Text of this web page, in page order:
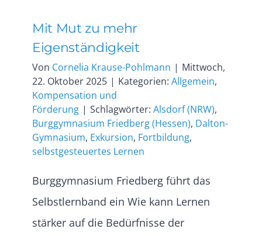
Mit Mut zu mehr
Eigenständigkeit
Von Cornelia Krause-Pohlmann | Mittwoch,
22. Oktober 2025 | Kategorien: Allgemein,
Kompensation und
Förderung | Schlagwörter: Alsdorf (NRW),
Burggymnasium Friedberg (Hessen), Dalton-
Gymnasium, Exkursion, Fortbildung,
selbstgesteuertes Lernen
Burggymnasium Friedberg führt das
Selbstlernband ein Wie kann Lernen
stärker auf die Bedürfnisse der